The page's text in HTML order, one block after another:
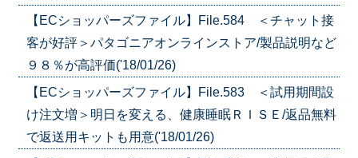
【ECショッパーズファイル】File.584 ＜チャット接
客が好評＞パタゴニアオンラインストア/製品説明など
９８％が高評価('18/01/26)
【ECショッパーズファイル】File.583 ＜試用期間設
け注文増＞明日を変える、健康睡眠ＲＩＳＥ/返品無料
で返送用キットも用意('18/01/26)